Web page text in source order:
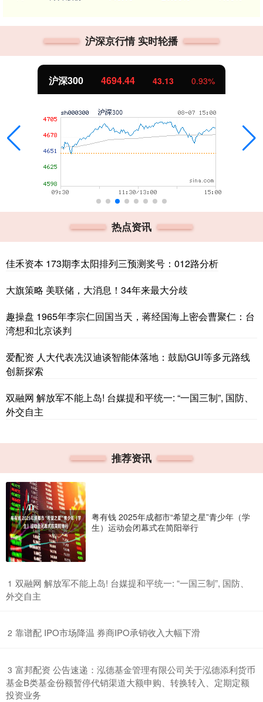
沪深京行情 实时轮播
沪深300 4694.44 43.13 0.93%
热点资讯
佳禾资本 173期李太阳排列三预测奖号：012路分析
大旗策略 美联储，大消息！34年来最大分歧
趣操盘 1965年李宗仁回国当天，蒋经国海上密会曹聚仁：台
湾想和北京谈判
爱配资 人大代表冼汉迪谈智能体落地：鼓励GUI等多元路线
创新探索
双融网 解放军不能上岛! 台媒提和平统一: “一国三制”, 国防、
外交自主
推荐资讯
粤有钱 2025年成都市“希望之星”青少年（学
生）运动会闭幕式在简阳举行
1 ​双融网 解放军不能上岛! 台媒提和平统一: “一国三制”, 国防、
外交自主
2 ​靠谱配 IPO市场降温 券商IPO承销收入大幅下滑
3 ​富邦配资 公告速递：泓德基金管理有限公司关于泓德添利货币
基金B类基金份额暂停代销渠道大额申购、转换转入、定期定额
投资业务